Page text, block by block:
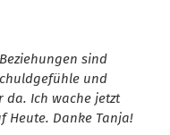
sind
und
da. Ich wache jetzt
Heute. Danke Tanja!